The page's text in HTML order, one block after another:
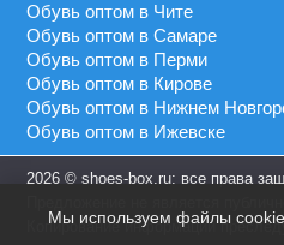
OLADI
PALIAMENT
S&L
SAIWEN
Обувь оптом в Чите
Обувь оптом в Самаре
Обувь оптом в Перми
Обувь оптом в Кирове
Обувь оптом в Нижнем
Обувь оптом в Ижевске
2026 © shoes-box.ru: все права
Копирование информации
Мы используем файлы